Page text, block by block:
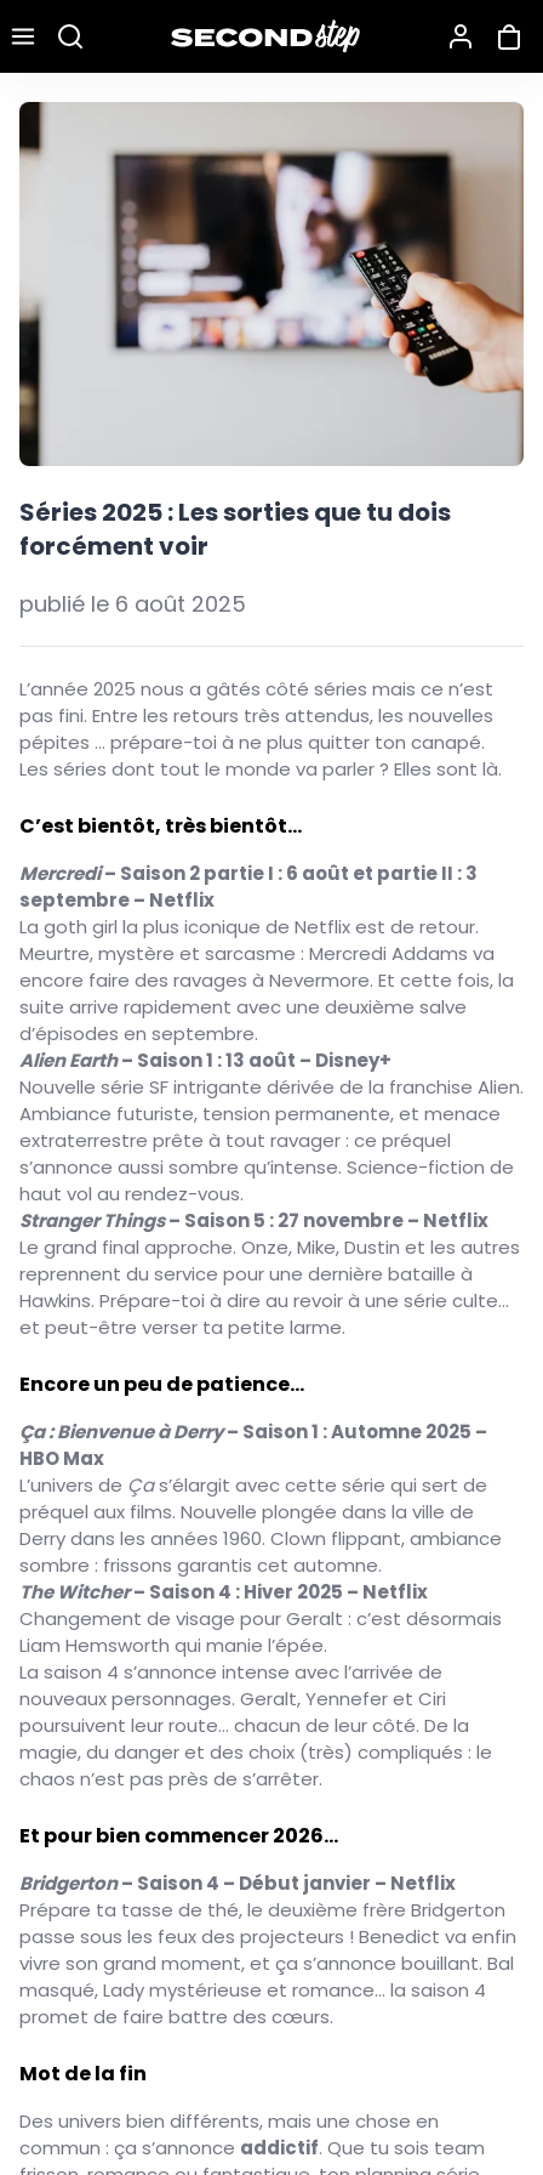
Séries 2025 : Les sorties que tu dois
forcément voir
publié le 6 août 2025
L’année 2025 nous a gâtés côté séries mais ce n’est
pas fini. Entre les retours très attendus, les nouvelles
pépites ... prépare-toi à ne plus quitter ton canapé.
Les séries dont tout le monde va parler ? Elles sont là.
C’est bientôt, très bientôt...
Mercredi– Saison 2 partie I : 6 août et partie II : 3
septembre – Netflix
La goth girl la plus iconique de Netflix est de retour.
Meurtre, mystère et sarcasme : Mercredi Addams va
encore faire des ravages à Nevermore. Et cette fois, la
suite arrive rapidement avec une deuxième salve
d’épisodes en septembre.
Alien Earth– Saison 1 : 13 août – Disney+
Nouvelle série SF intrigante dérivée de la franchise Alien.
Ambiance futuriste, tension permanente, et menace
extraterrestre prête à tout ravager : ce préquel
s’annonce aussi sombre qu’intense. Science-fiction de
haut vol au rendez-vous.
Stranger Things– Saison 5 : 27 novembre – Netflix
Le grand final approche. Onze, Mike, Dustin et les autres
reprennent du service pour une dernière bataille à
Hawkins. Prépare-toi à dire au revoir à une série culte…
et peut-être verser ta petite larme.
Encore un peu de patience...
Ça : Bienvenue à Derry– Saison 1 : Automne 2025 –
HBO Max
L’univers de Ças’élargit avec cette série qui sert de
préquel aux films. Nouvelle plongée dans la ville de
Derry dans les années 1960. Clown flippant, ambiance
sombre : frissons garantis cet automne.
The Witcher– Saison 4 : Hiver 2025 – Netflix
Changement de visage pour Geralt : c’est désormais
Liam Hemsworth qui manie l’épée.
La saison 4 s’annonce intense avec l’arrivée de
nouveaux personnages. Geralt, Yennefer et Ciri
poursuivent leur route… chacun de leur côté. De la
magie, du danger et des choix (très) compliqués : le
chaos n’est pas près de s’arrêter.
Et pour bien commencer 2026…
Bridgerton– Saison 4 – Début janvier – Netflix
Prépare ta tasse de thé, le deuxième frère Bridgerton
passe sous les feux des projecteurs ! Benedict va enfin
vivre son grand moment, et ça s’annonce bouillant. Bal
masqué, Lady mystérieuse et romance… la saison 4
promet de faire battre des cœurs.
Mot de la fin
Des univers bien différents, mais une chose en
commun : ça s’annonce addictif. Que tu sois team